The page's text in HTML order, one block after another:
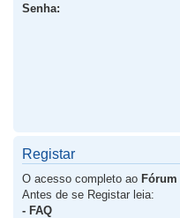
Senha:
Registar
O acesso completo ao Fórum
Antes de se Registar leia:
- FAQ